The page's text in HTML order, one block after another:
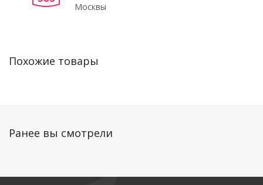
Москвы
Похожие товары
Ранее вы смотрели